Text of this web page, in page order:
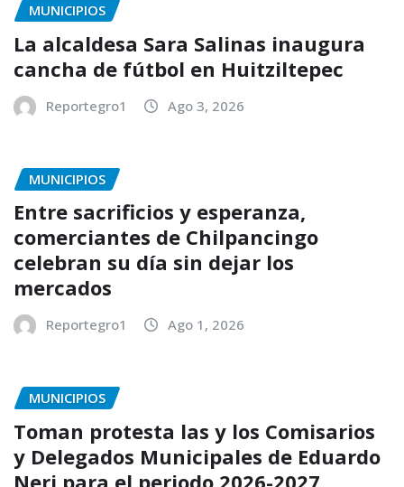
MUNICIPIOS
La alcaldesa Sara Salinas inaugura
cancha de fútbol en Huitziltepec
Reportegro1 Ago 3, 2026
MUNICIPIOS
Entre sacrificios y esperanza,
comerciantes de Chilpancingo
celebran su día sin dejar los
mercados
Reportegro1 Ago 1, 2026
MUNICIPIOS
Toman protesta las y los Comisarios
y Delegados Municipales de Eduardo
Neri para el periodo 2026-2027